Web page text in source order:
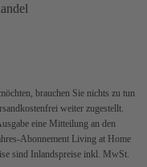
brauchen Sie nichts zu tun
weiter zugestellt.
eine Mitteilung an den
Abonnement Living at Home
sind Inlandspreise inkl. MwSt.